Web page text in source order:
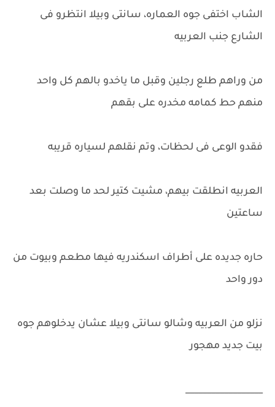
الشاب اختفى جوه العماره، سانتى وبيلا انتظرو فى
الشارع جنب العربيه
من وراهم طلع رجلين وقبل ما ياخدو بالهم كل واحد
منهم حط كمامه مخدره على بقهم
فقدو الوعى فى لحظات، وتم نقلهم لسياره قريبه
العربيه انطلقت بيهم، مشيت كتير لحد ما وصلت بعد
ساعتين
حاره جديده على أطراف اسكندريه فيها مطعم وبيوت من
دور واحد
نزلو من العربيه وشالو سانتى وبيلا عشان يدخلوهم جوه
بيت جديد مهجور
__________________